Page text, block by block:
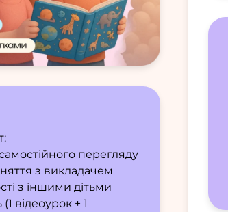
перегляду
з викладачем
з іншими дітьми
відеоурок + 1